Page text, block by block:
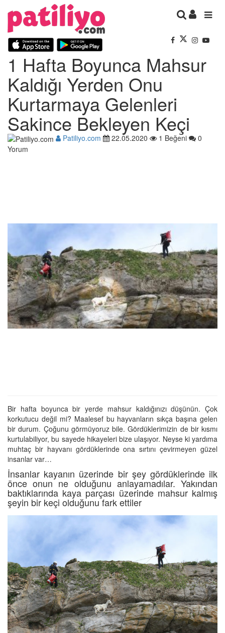
1 Hafta Boyunca Mahsur
Kaldığı Yerden Onu
Kurtarmaya Gelenleri
Sakince Bekleyen Keçi
Patiliyo.com 22.05.2020 1 Beğeni
0
Yorum
Bir hafta boyunca bir yerde mahsur kaldığınızı düşünün. Çok
korkutucu değil mi? Maalesef bu hayvanların sıkça başına gelen
bir durum. Çoğunu görmüyoruz bile. Gördüklerimizin de bir kısmı
kurtulabiliyor, bu sayede hikayeleri bize ulaşıyor. Neyse ki yardıma
muhtaç bir hayvanı gördüklerinde ona sırtını çevirmeyen güzel
insanlar var…
İnsanlar kayanın üzerinde bir şey gördüklerinde ilk
önce onun ne olduğunu anlayamadılar. Yakından
baktıklarında kaya parçası üzerinde mahsur kalmış
şeyin bir keçi olduğunu fark ettiler